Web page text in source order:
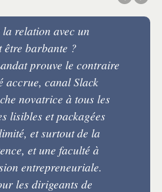
relation avec un
être barbante ?
prouve le contraire
accrue, canal Slack
novatrice à tous les
lisibles et packagées
et surtout de la
et une faculté à
entrepreneuriale.
les dirigeants de